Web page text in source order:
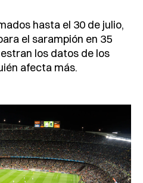
hasta el 30 de julio,
el sarampión en 35
los datos de los
afecta más.